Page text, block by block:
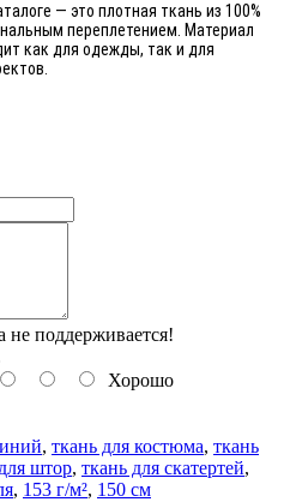
— это плотная ткань из 100%
переплетением. Материал
как для одежды, так и для
не поддерживается!
Хорошо
, ткань для костюма, ткань
штор, ткань для скатертей,
, 153 г/м², 150 см